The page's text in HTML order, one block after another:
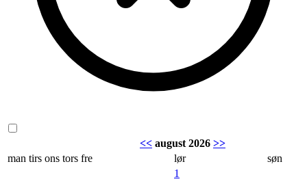
<< august 2026 >>
man tirs ons tors fre lør søn
1